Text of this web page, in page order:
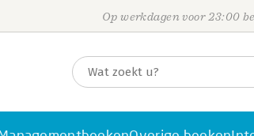
Op werkdagen voor 23:00